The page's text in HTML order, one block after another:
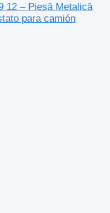
12 – Piesă Metalică
para camión